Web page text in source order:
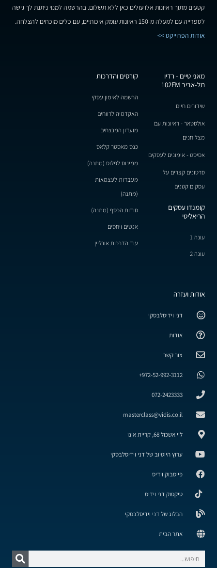
קטעים מתוך ראיונות אלו עולים כאן ללא תשלום. בהרשמה למנוי ניתנת לך גישה
לספרייה עם למעלה מ-150 ראיונות עומק איכותיים, עם כלים מוכחים להצלחה.
אודות הפרוייקט >>
מאני טיים - רדיו
תל-אביב 102FM
שידורים חיים
אולסטאר - ראיונות עם
מצליחנים
אסיסט - אימונים לעסקים
סרטונים קצרים על
עסקים קטנים
קומנדו עסקים
הריאליטי
עונה 1
עונה 2
קורסים והדרכות
הרשמה לאימון עסקי
האקדמיה לרווחים
מועדון המנצחים
כנס מאסטר קלאס
ממינוס לפלוס (מתנה)
מעבדות לעצמאות
(מתנה)
סודות הכסף (מתנה)
אנשים ויחסים
עוד הדרכות אונליין
אודות ועזרה
דני וידיסלבסקי
אודות
צור קשר
972-52-992-3112+
072-2423333
masterclass@vidis.co.il
לוי אשכול 68, קריית אונו
ערוץ היוטיוב של דני וידיסלבסקי
פייסבוק וידיס
טיקטוק דני וידיס
הבלוג של דני וידיסלבסקי
אתר הבית